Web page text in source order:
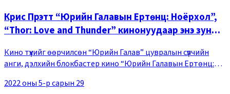
Крис Прэтт “Юрийн Галавын Ертөнц: Ноёрхол”,
“Thor: Love and Thunder” кинонуудаар энэ зун
Кино түүхийг өөрчилсөн “Юрийн Галав” цувралын сүүлчийн
анги, дэлхийн блокбастер кино “Юрийн Галавын Ертөнц:
бүтээсэн. Түүний өөр дур булаам байдлыг
2022 оны 5-р сарын 29